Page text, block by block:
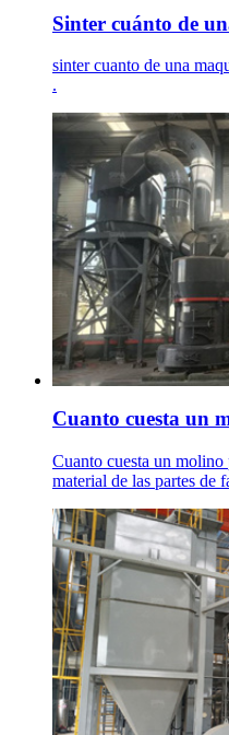
Sinter cuánto de
sinter cuanto de una
.
Cuanto cuesta un
Cuanto cuesta un molino
material de las partes de